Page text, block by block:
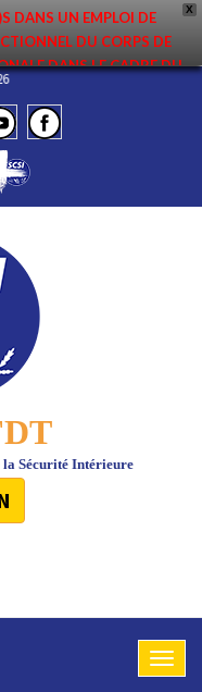
X
DANS UN EMPLOI DE
DU CORPS DE
DANS LE CADRE DU
ELLE EST DISPONIBLE EN
AUX NOMMÉ(E)S !
Sécurité Intérieure